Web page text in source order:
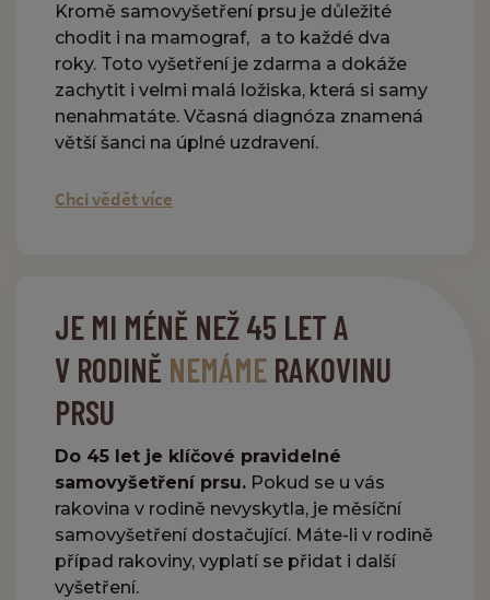
Kromě samovyšetření prsu je důležité
chodit i na mamograf, a to každé dva
roky. Toto vyšetření je zdarma a dokáže
zachytit i velmi malá ložiska, která si samy
nenahmatáte. Včasná diagnóza znamená
větší šanci na úplné uzdravení.
Chci vědět více
JE MI MÉNĚ NEŽ 45 LET A
V RODINĚ NEMÁME RAKOVINU
PRSU
Do 45 let je klíčové pravidelné
samovyšetření prsu. Pokud se u vás
rakovina v rodině nevyskytla, je měsíční
samovyšetření dostačující. Máte-li v rodině
případ rakoviny, vyplatí se přidat i další
vyšetření.